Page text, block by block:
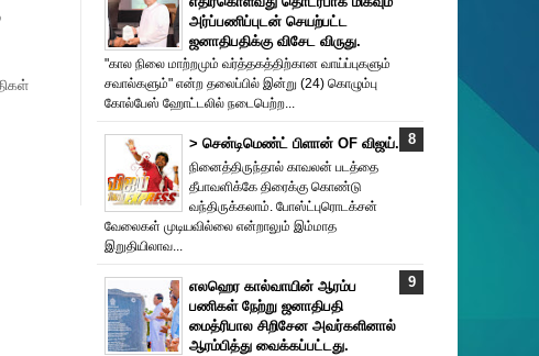
அர்ப்பணிப்புடன் செயற்பட்ட
ஜனாதிபதிக்கு விசேட விருது.
"கால நிலை மாற்றமும் வர்த்தகத்திற்கான வாய்ப்புகளும்
சவால்களும்" என்ற தலைப்பில் இன்று (24) கொழும்பு
கோல்பேஸ் ஹோட்டலில் நடைபெற்ற...
> சென்டிமெண்ட் பிளான் OF விஜய்.
நினைத்திருந்தால் காவலன் படத்தை
தீபாவளிக்கே திரைக்கு கொண்டு
வந்திருக்கலாம். போஸ்ட்புரொட‌க்சன்
வேலைகள் முடியவில்லை என்றாலும் இம்மாத
இறுதியிலாவ...
எலஹெர கால்வாயின் ஆரம்ப
பணிகள் நேற்று ஜனாதிபதி
மைத்ரிபால சிறிசேன அவர்களினால்
ஆரம்பித்து வைக்கப்பட்டது.